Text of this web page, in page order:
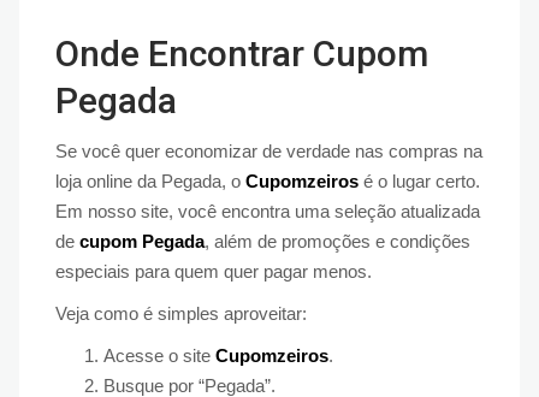
Onde Encontrar Cupom
Pegada
Se você quer economizar de verdade nas compras na
loja online da Pegada, o Cupomzeiros é o lugar certo.
Em nosso site, você encontra uma seleção atualizada
de cupom Pegada, além de promoções e condições
especiais para quem quer pagar menos.
Veja como é simples aproveitar:
Acesse o site Cupomzeiros.
Busque por “Pegada”.